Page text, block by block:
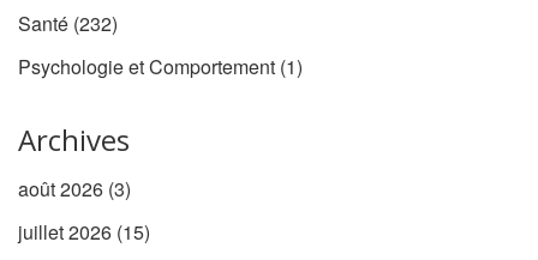
Santé (232)
Psychologie et Comportement (1)
Archives
août 2026 (3)
juillet 2026 (15)